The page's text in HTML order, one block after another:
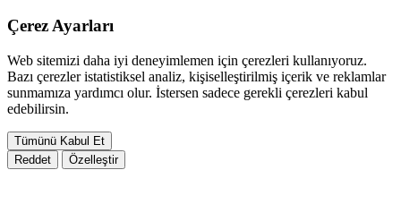
Çerez Ayarları
Web sitemizi daha iyi deneyimlemen için çerezleri kullanıyoruz.
Bazı çerezler istatistiksel analiz, kişiselleştirilmiş içerik ve reklamlar
sunmamıza yardımcı olur. İstersen sadece gerekli çerezleri kabul
edebilirsin.
Tümünü Kabul Et
Reddet
Özelleştir